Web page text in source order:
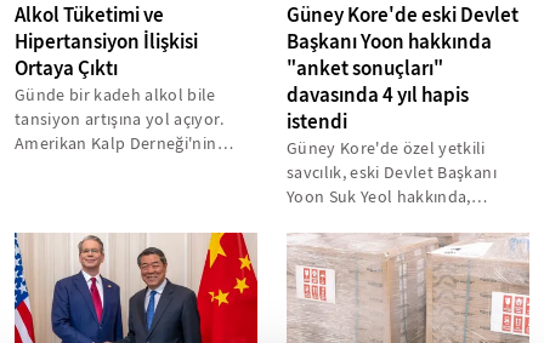
Alkol Tüketimi ve
Hipertansiyon İlişkisi
Ortaya Çıktı
Günde bir kadeh alkol bile
tansiyon artışına yol açıyor.
Amerikan Kalp Derneği'nin
Güney Kore'de eski Devlet
Başkanı Yoon hakkında
"anket sonuçları"
davasında 4 yıl hapis
istendi
Güney Kore'de özel yetkili
savcılık, eski Devlet Başkanı
Yoon Suk Yeol hakkında,
değerindeki...